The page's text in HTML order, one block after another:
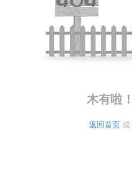
木有啦！
返回首页 或